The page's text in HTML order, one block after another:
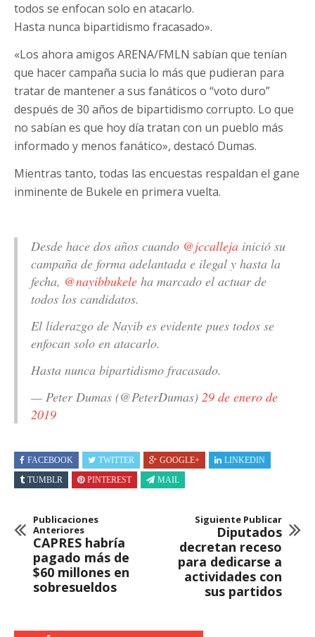
todos se enfocan solo en atacarlo.
Hasta nunca bipartidismo fracasado».
«Los ahora amigos ARENA/FMLN sabían que tenían
que hacer campaña sucia lo más que pudieran para
tratar de mantener a sus fanáticos o “voto duro”
después de 30 años de bipartidismo corrupto. Lo que
no sabían es que hoy día tratan con un pueblo más
informado y menos fanático», destacó Dumas.
Mientras tanto, todas las encuestas respaldan el gane
inminente de Bukele en primera vuelta.
Desde hace dos años cuando @jccalleja inició su
campaña de forma adelantada e ilegal y hasta la
fecha, @nayibbukele ha marcado el actuar de
todos los candidatos.
El liderazgo de Nayib es evidente pues todos se
enfocan solo en atacarlo.
Hasta nunca bipartidismo fracasado.
— Peter Dumas (@PeterDumas) 29 de enero de
2019
FACEBOOK TWITTER GOOGLE+
LINKEDIN
TUMBLR
PINTEREST MAIL
Publicaciones
Anteriores
CAPRES habría
pagado más de
$60 millones en
sobresueldos
Siguiente Publicar
Diputados
decretan receso
para dedicarse a
actividades con
sus partidos